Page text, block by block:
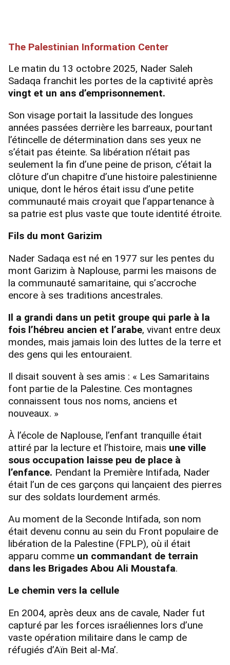
The Palestinian Information Center
Le matin du 13 octobre 2025, Nader Saleh
Sadaqa franchit les portes de la captivité après
vingt et un ans d’emprisonnement.
Son visage portait la lassitude des longues
années passées derrière les barreaux, pourtant
l’étincelle de détermination dans ses yeux ne
s’était pas éteinte. Sa libération n’était pas
seulement la fin d’une peine de prison, c’était la
clôture d’un chapitre d’une histoire palestinienne
unique, dont le héros était issu d’une petite
communauté mais croyait que l’appartenance à
sa patrie est plus vaste que toute identité étroite.
Fils du mont Garizim
Nader Sadaqa est né en 1977 sur les pentes du
mont Garizim à Naplouse, parmi les maisons de
la communauté samaritaine, qui s’accroche
encore à ses traditions ancestrales.
Il a grandi dans un petit groupe qui parle à la
fois l’hébreu ancien et l’arabe, vivant entre deux
mondes, mais jamais loin des luttes de la terre et
des gens qui les entouraient.
Il disait souvent à ses amis : « Les Samaritains
font partie de la Palestine. Ces montagnes
connaissent tous nos noms, anciens et
nouveaux. »
À l’école de Naplouse, l’enfant tranquille était
attiré par la lecture et l’histoire, mais une ville
sous occupation laisse peu de place à
l’enfance. Pendant la Première Intifada, Nader
était l’un de ces garçons qui lançaient des pierres
sur des soldats lourdement armés.
Au moment de la Seconde Intifada, son nom
était devenu connu au sein du Front populaire de
libération de la Palestine (FPLP), où il était
apparu comme un commandant de terrain
dans les Brigades Abou Ali Moustafa.
Le chemin vers la cellule
En 2004, après deux ans de cavale, Nader fut
capturé par les forces israéliennes lors d’une
vaste opération militaire dans le camp de
réfugiés d’Aïn Beit al-Ma’.